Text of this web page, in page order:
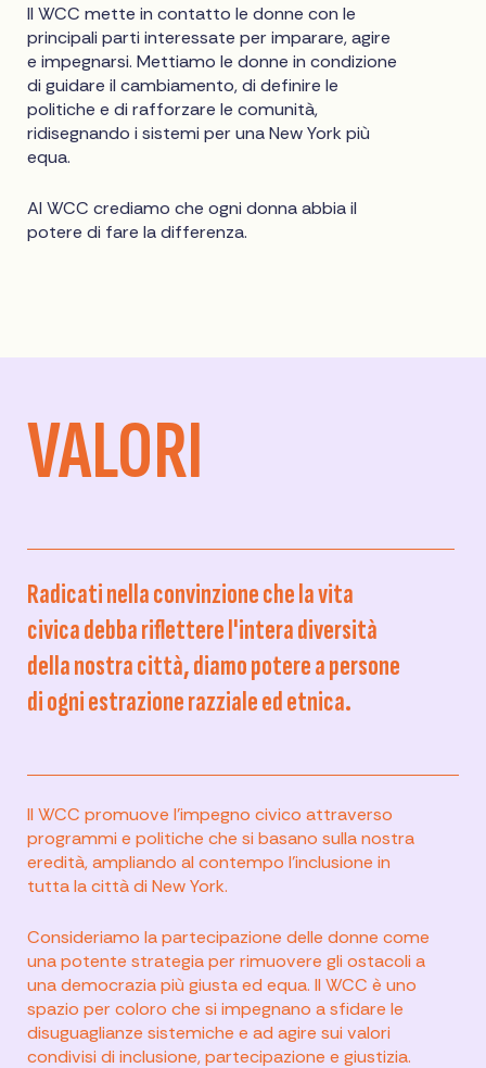
Il WCC mette in contatto le donne con le
principali parti interessate per imparare, agire
e impegnarsi. Mettiamo le donne in condizione
di guidare il cambiamento, di definire le
politiche e di rafforzare le comunità,
ridisegnando i sistemi per una New York più
equa.
Al WCC crediamo che ogni donna abbia il
potere di fare la differenza.
VALORI
Radicati nella convinzione che la vita
civica debba riflettere l'intera diversità
della nostra città, diamo potere a persone
di ogni estrazione razziale ed etnica.
Il WCC promuove l'impegno civico attraverso
programmi e politiche che si basano sulla nostra
eredità, ampliando al contempo l'inclusione in
tutta la città di New York.
Consideriamo la partecipazione delle donne come
una potente strategia per rimuovere gli ostacoli a
una democrazia più giusta ed equa. Il WCC è uno
spazio per coloro che si impegnano a sfidare le
disuguaglianze sistemiche e ad agire sui valori
condivisi di inclusione, partecipazione e giustizia.